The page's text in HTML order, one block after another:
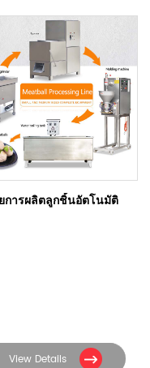
การผลิตลูกชิ้นอัตโนมัติ
View Details